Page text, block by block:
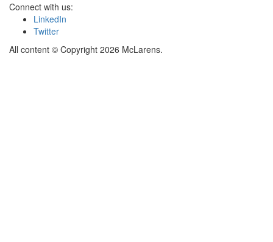
Connect with us:
LinkedIn
Twitter
All content © Copyright 2026 McLarens.